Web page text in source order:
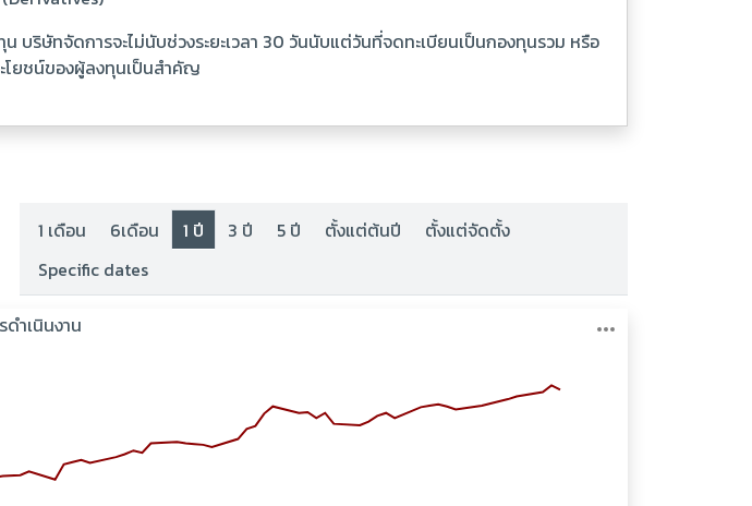
ริษัทจัดการจะไม่นับช่วงระยะเวลา 30 วันนับแต่วันที่จดทะเบียนเป็นกองทุนรวม หรือ
โยชน์ของผู้ลงทุนเป็นสำคัญ
1 เดือน 6เดือน 1 ปี 3 ปี 5 ปี ตั้งแต่ต้นปี
ตั้งแต่จัดตั้ง
Specific dates